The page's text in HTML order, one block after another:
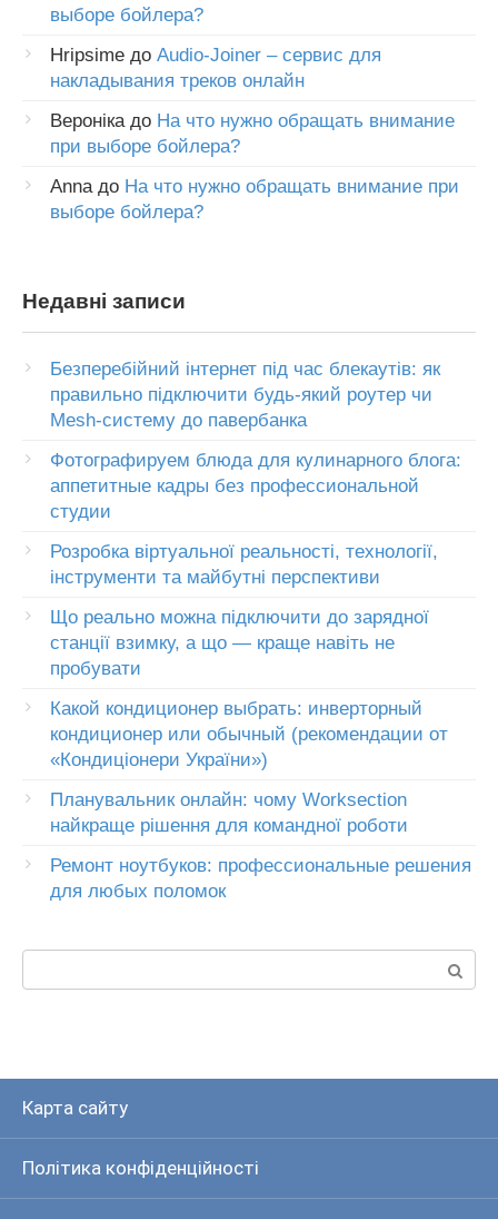
выборе бойлера?
Hripsime до Audio-Joiner – сервис для
накладывания треков онлайн
Веронікадо На что нужно обращать внимание
при выборе бойлера?
Annaдо На что нужно обращать внимание при
выборе бойлера?
Недавні записи
Безперебійний інтернет під час блекаутів: як
правильно підключити будь-який роутер чи
Mesh-систему до павербанка
Фотографируем блюда для кулинарного блога:
аппетитные кадры без профессиональной
студии
Розробка віртуальної реальності, технології,
інструменти та майбутні перспективи
Що реально можна підключити до зарядної
станції взимку, а що — краще навіть не
пробувати
Какой кондиционер выбрать: инверторный
кондиционер или обычный (рекомендации от
«Кондиціонери України»)
Планувальник онлайн: чому Worksection
найкраще рішення для командної роботи
Ремонт ноутбуков: профессиональные решения
для любых поломок
Карта сайту
Політика конфіденційності